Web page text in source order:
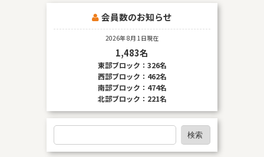
会員数のお知らせ
2026年 8月 1日現在
1,483名
東部ブロック：326名
西部ブロック：462名
南部ブロック：474名
北部ブロック：221名
検
索
検索